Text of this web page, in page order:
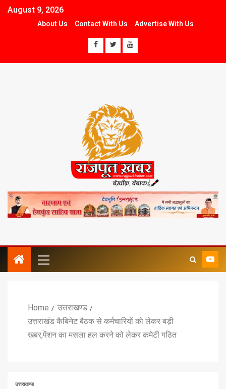
August 9, 2026
About Us Contact With Us Advertise With Us
Home
उत्तराखण्ड
उत्तराखंड कैबिनेट बैठक से कर्मचारियों को लेकर बड़ी
खबर,पेंशन का मसला हल करने को लेकर कमेटी गठित
उत्तराखण्ड